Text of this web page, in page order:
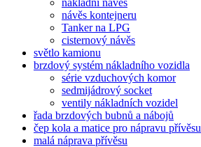
návěs kontejneru
Tanker na LPG
cisternový návěs
světlo kamionu
brzdový systém nákladního vozidla
série vzduchových komor
sedmijádrový socket
ventily nákladních vozidel
řada brzdových bubnů a nábojů
čep kola a matice pro nápravu přívěsu
malá náprava přívěsu